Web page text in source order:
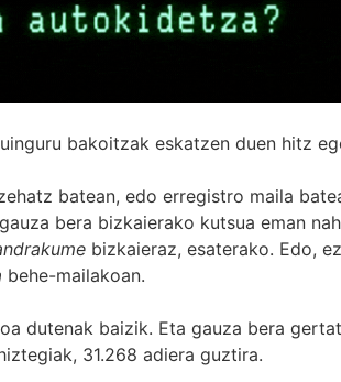
bakoitzak eskatzen duen hitz
batean, edo erregistro maila
bera bizkaierako kutsua eman
bizkaieraz, esaterako. Edo,
behe-mailakoan.
dutenak baizik. Eta gauza bera
31.268 adiera guztira.